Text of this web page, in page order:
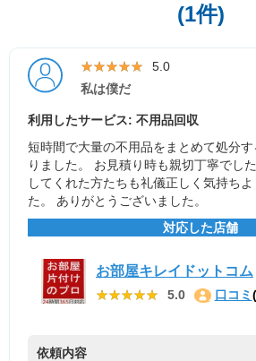
(1件)
★★★★★
★★★★★ 5.0
私は僕だ
利用したサービス: 不用品回収
短時間で大量の不用品をまとめて処分
りました。 お見積り時も親切丁寧でし
してくれた方たちも礼儀正しく気持ち
た。 ありがとうございました。
対応した店舗
お部屋キレイドットコム
★★★★★
★★★★★ 5.0 口コミ
依頼内容